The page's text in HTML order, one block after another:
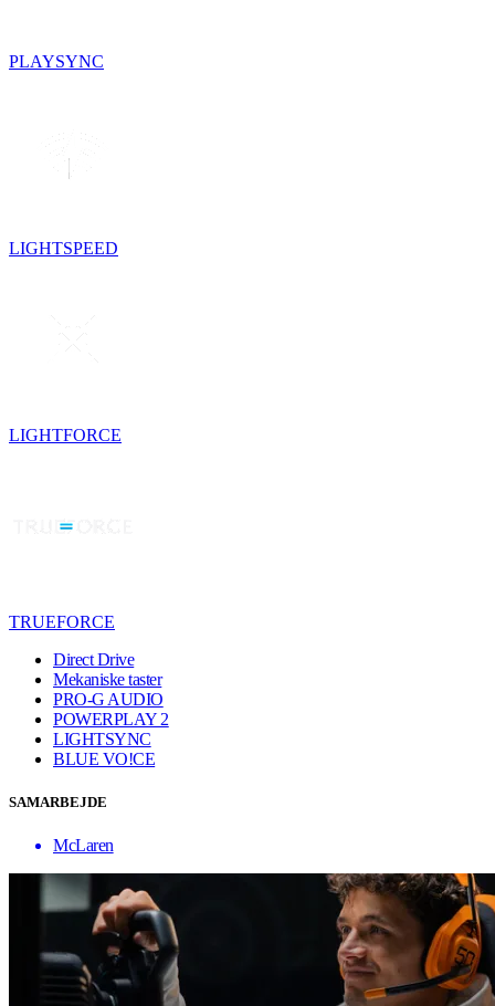
PLAYSYNC
LIGHTSPEED
LIGHTFORCE
TRUEFORCE
Direct Drive
Mekaniske taster
PRO-G AUDIO
POWERPLAY 2
LIGHTSYNC
BLUE VO!CE
SAMARBEJDE
McLaren